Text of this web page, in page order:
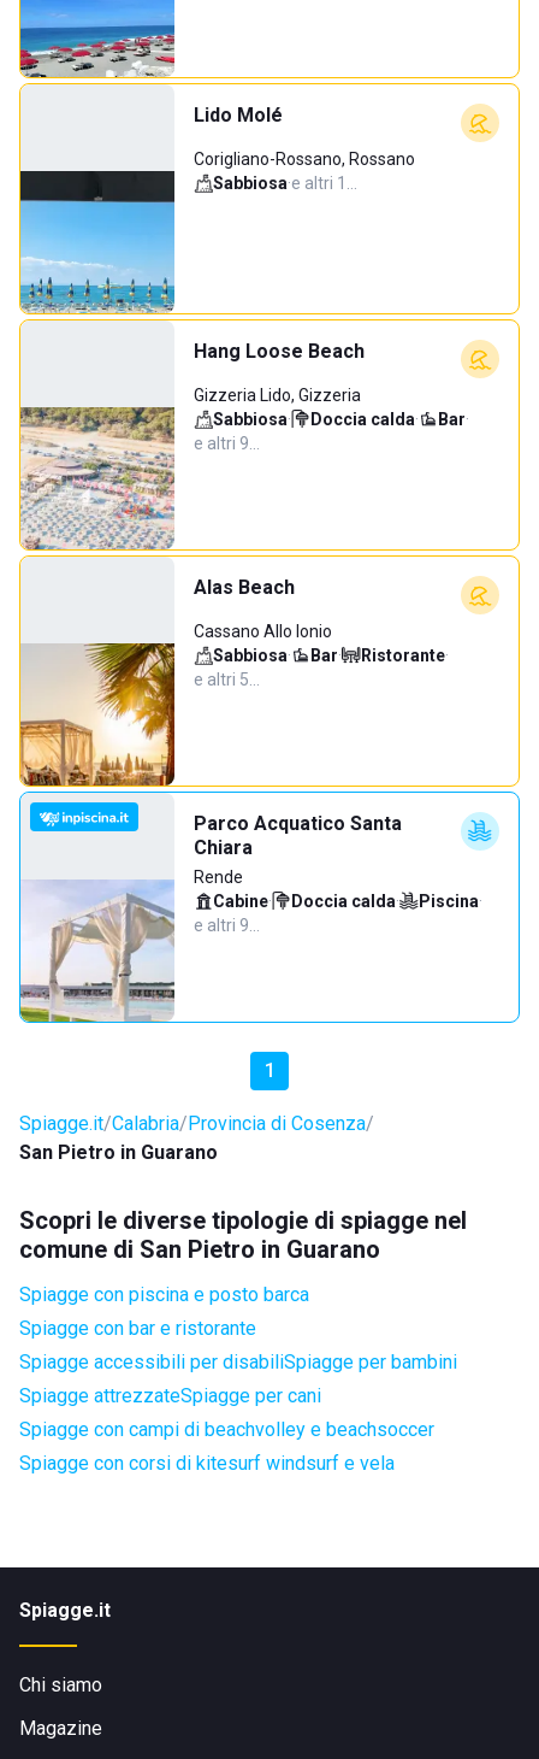
Lido Molé
Corigliano-Rossano, Rossano
Sabbiosa·e altri 1…
Hang Loose Beach
Gizzeria Lido, Gizzeria
Sabbiosa· Doccia calda· Bar·
e altri 9…
Alas Beach
Cassano Allo Ionio
Sabbiosa· Bar· Ristorante·
e altri 5…
Parco Acquatico Santa
Chiara
Rende
Cabine· Doccia calda· Piscina·
e altri 9…
1
Spiagge.it Calabria Provincia di Cosenza
San Pietro in Guarano
Scopri le diverse tipologie di spiagge nel
comune di San Pietro in Guarano
Spiagge con piscina e posto barca
Spiagge con bar e ristorante
Spiagge accessibili per disabiliSpiagge per bambini
Spiagge attrezzateSpiagge per cani
Spiagge con campi di beachvolley e beachsoccer
Spiagge con corsi di kitesurf windsurf e vela
Spiagge.it
Chi siamo
Magazine